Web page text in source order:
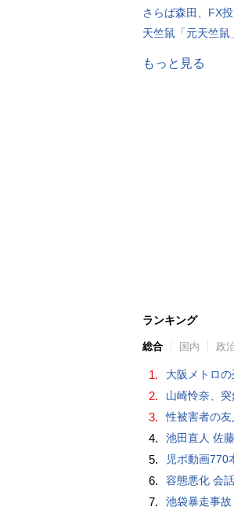
さらば森田、FX
天竺鼠「元天竺鼠
もっと見る
ランキング
総合 国内 政
1. 大阪メトロの
2. 山崎怜奈、
3. 性被害者の友
4. 池田直人 佐
5. 児ポ動画770
6. 容態悪化 会
7. 池袋暴走事